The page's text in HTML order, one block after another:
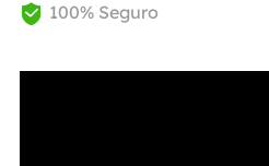
 100% Seguro